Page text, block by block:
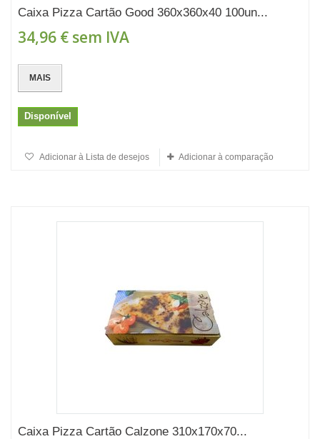
Caixa Pizza Cartão Good 360x360x40 100un...
34,96 € sem IVA
MAIS
Disponível
Adicionar à Lista de desejos Adicionar à comparação
Caixa Pizza Cartão Calzone 310x170x70...